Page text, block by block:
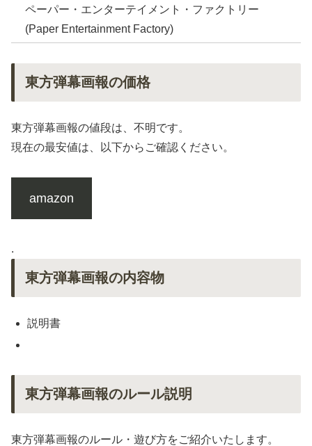
ペーパー・エンターテイメント・ファクトリー
(Paper Entertainment Factory)
東方弾幕画報の価格
東方弾幕画報の値段は、不明です。
現在の最安値は、以下からご確認ください。
amazon
.
東方弾幕画報の内容物
説明書
東方弾幕画報のルール説明
東方弾幕画報のルール・遊び方をご紹介いたします。